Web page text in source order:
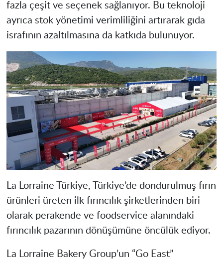
fazla çeşit ve seçenek sağlanıyor. Bu teknoloji
ayrıca stok yönetimi verimliliğini artırarak gıda
israfının azaltılmasına da katkıda bulunuyor.
La Lorraine Türkiye, Türkiye’de dondurulmuş fırın
ürünleri üreten ilk fırıncılık şirketlerinden biri
olarak perakende ve foodservice alanındaki
fırıncılık pazarının dönüşümüne öncülük ediyor.
La Lorraine Bakery Group’un “Go East”